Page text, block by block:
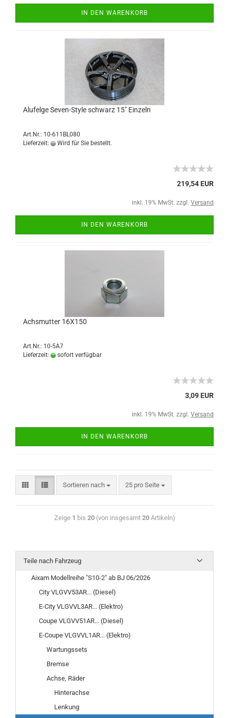
IN DEN WARENKORB
Alufelge Seven-Style schwarz 15" Einzeln
Art.Nr.: 10-611BL080
Lieferzeit:
Wird für Sie bestellt.
219,54 EUR
inkl. 19% MwSt. zzgl. Versand
IN DEN WARENKORB
Achsmutter 16X150
Art.Nr.: 10-5A7
Lieferzeit:
sofort verfügbar
3,09 EUR
inkl. 19% MwSt. zzgl. Versand
IN DEN WARENKORB
Sortieren nach 25 pro Seite
Zeige 1 bis 20(von insgesamt 20Artikeln)
Teile nach Fahrzeug
Aixam Modellreihe "S10-2" ab BJ 06/2026
City VLGVV53AR... (Diesel)
E-City VLGVVL3AR... (Elektro)
Coupe VLGVV51AR... (Diesel)
E-Coupe VLGVVL1AR... (Elektro)
Wartungssets
Bremse
Achse, Räder
Hinterachse
Lenkung